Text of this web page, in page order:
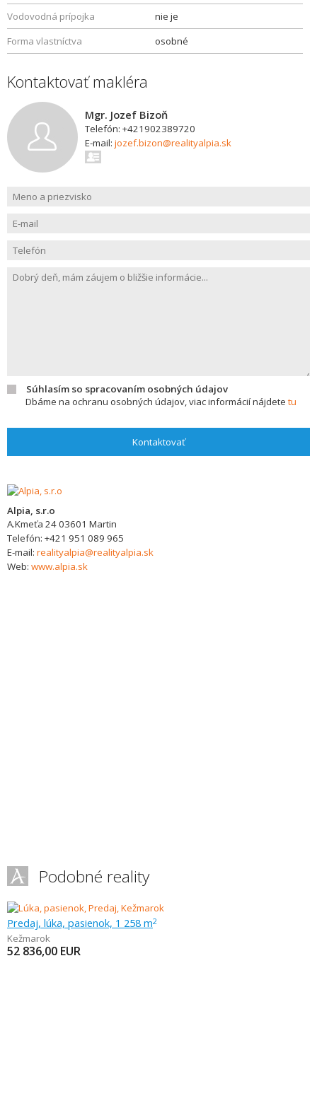
Vodovodná prípojka
nie je
Forma vlastníctva
osobné
Kontaktovať makléra
Mgr. Jozef Bizoň
Telefón: +421902389720
E-mail: jozef.bizon@realityalpia.sk
Súhlasím so spracovaním osobných údajov
Dbáme na ochranu osobných údajov, viac informácií nájdete tu
Kontaktovať
Alpia, s.r.o
A.Kmeťa 2403601 Martin
Telefón: +421 951 089 965
E-mail: realityalpia@realityalpia.sk
Web: www.alpia.sk
Podobné reality
Predaj, lúka, pasienok, 1 258 m2
Kežmarok
52 836,00 EUR